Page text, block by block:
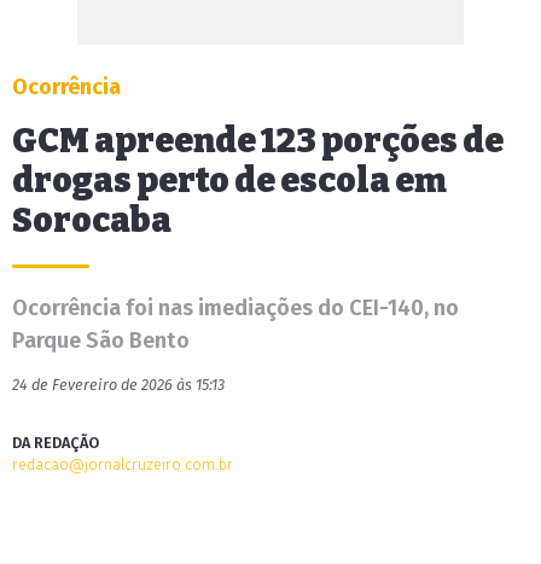
Ocorrência
GCM apreende 123 porções de
drogas perto de escola em
Sorocaba
Ocorrência foi nas imediações do CEI-140, no
Parque São Bento
24 de Fevereiro de 2026 às 15:13
DA REDAÇÃO
redacao@jornalcruzeiro.com.br